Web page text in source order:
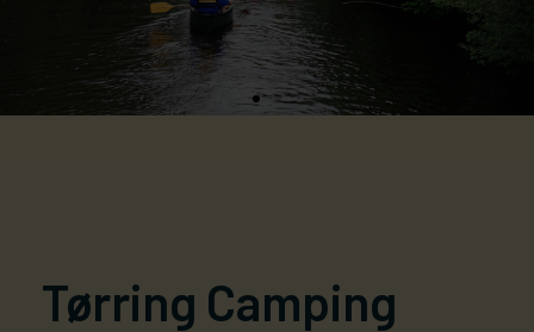
sich einen Platz für 10.000 kr. für die ganze
Saison!
Tørring Camping